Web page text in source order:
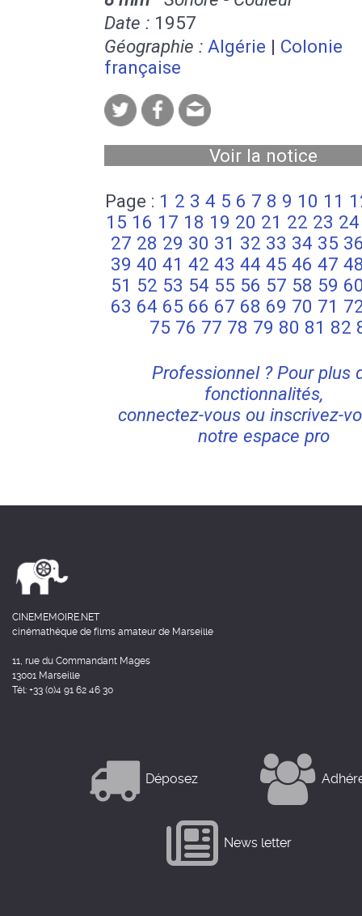
Date : 1957
Géographie : Algérie | Colonie
française
Voir la notice
Page : 1 2 3 4 5 6 7 8 9 10 11
15 16 17 18 19 20 21 22 23 24
27 28 29 30 31 32 33 34 35
39 40 41 42 43 44 45 46 47
51 52 53 54 55 56 57 58 59
63 64 65 66 67 68 69 70 71
75 76 77 78 79 80 81 82
Professionnel ? Pour plus
fonctionnalités,
connectez-vous ou inscrivez-
notre espace pro
CINEMEMOIRE.NET
cinémathèque de films amateur de Marseille
11, rue du Commandant Mages
13001 Marseille
Tél: +33 (0)4 91 62 46 30
Déposez
News letter